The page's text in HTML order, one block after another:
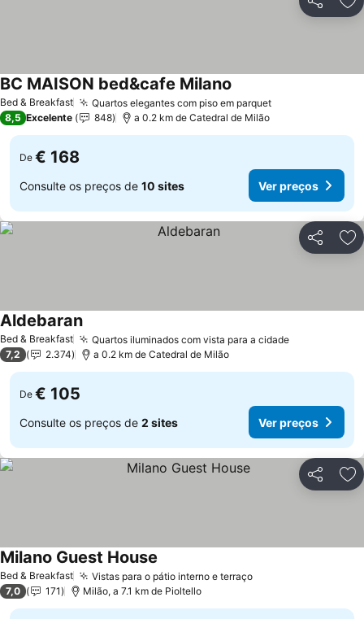
Partilhar
Bed & Breakfast Quartos elegantes com piso em parquetVer preços
BC MAISON bed&cafe Milano
8,5 Excelente 848 a 0.2 km de Catedral de Milão
De € 168
Consulte os preços de 10 sites Ver preços
Partilhar
Bed & Breakfast Quartos iluminados com vista para a cidadeVer preços
AldebaranVer preços
7,2 2.374 a 0.2 km de Catedral de Milão
De € 105
Consulte os preços de 2 sites Ver preços
Partilhar
Bed & Breakfast Vistas para o pátio interno e terraçoVer preços
Milano Guest House
7,0 171 Milão, a 7.1 km de Pioltello